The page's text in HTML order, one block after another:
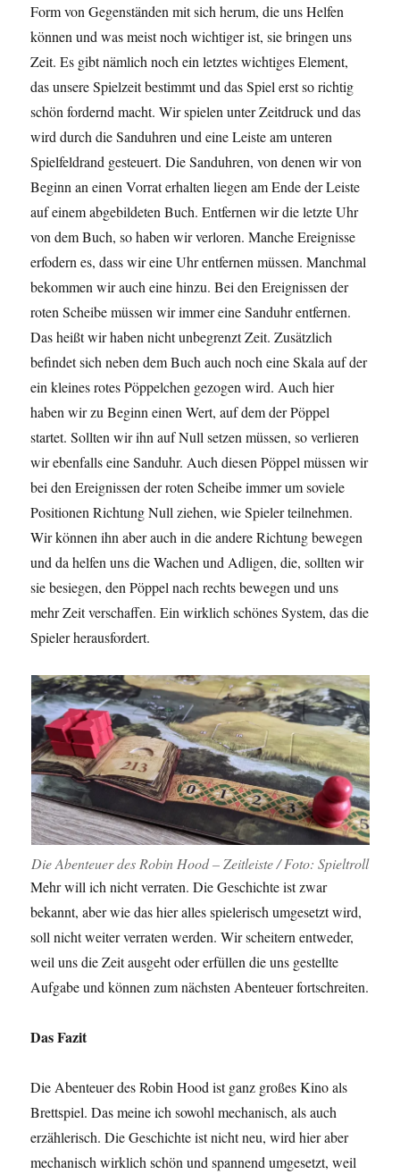
Form von Gegenständen mit sich herum, die uns Helfen
können und was meist noch wichtiger ist, sie bringen uns
Zeit. Es gibt nämlich noch ein letztes wichtiges Element,
das unsere Spielzeit bestimmt und das Spiel erst so richtig
schön fordernd macht. Wir spielen unter Zeitdruck und das
wird durch die Sanduhren und eine Leiste am unteren
Spielfeldrand gesteuert. Die Sanduhren, von denen wir von
Beginn an einen Vorrat erhalten liegen am Ende der Leiste
auf einem abgebildeten Buch. Entfernen wir die letzte Uhr
von dem Buch, so haben wir verloren. Manche Ereignisse
erfodern es, dass wir eine Uhr entfernen müssen. Manchmal
bekommen wir auch eine hinzu. Bei den Ereignissen der
roten Scheibe müssen wir immer eine Sanduhr entfernen.
Das heißt wir haben nicht unbegrenzt Zeit. Zusätzlich
befindet sich neben dem Buch auch noch eine Skala auf der
ein kleines rotes Pöppelchen gezogen wird. Auch hier
haben wir zu Beginn einen Wert, auf dem der Pöppel
startet. Sollten wir ihn auf Null setzen müssen, so verlieren
wir ebenfalls eine Sanduhr. Auch diesen Pöppel müssen wir
bei den Ereignissen der roten Scheibe immer um soviele
Positionen Richtung Null ziehen, wie Spieler teilnehmen.
Wir können ihn aber auch in die andere Richtung bewegen
und da helfen uns die Wachen und Adligen, die, sollten wir
sie besiegen, den Pöppel nach rechts bewegen und uns
mehr Zeit verschaffen. Ein wirklich schönes System, das die
Spieler herausfordert.
Die Abenteuer des Robin Hood – Zeitleiste / Foto: Spieltroll
Mehr will ich nicht verraten. Die Geschichte ist zwar
bekannt, aber wie das hier alles spielerisch umgesetzt wird,
soll nicht weiter verraten werden. Wir scheitern entweder,
weil uns die Zeit ausgeht oder erfüllen die uns gestellte
Aufgabe und können zum nächsten Abenteuer fortschreiten.
Das Fazit
Die Abenteuer des Robin Hood ist ganz großes Kino als
Brettspiel. Das meine ich sowohl mechanisch, als auch
erzählerisch. Die Geschichte ist nicht neu, wird hier aber
mechanisch wirklich schön und spannend umgesetzt, weil